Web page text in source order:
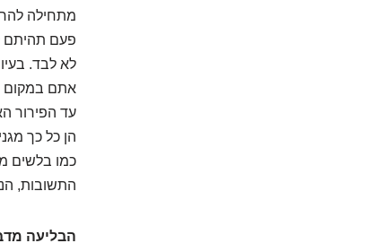
מתחילה
פעם תהיתם
לא לבד.
אתם במקום
עד הפירור
הן כל כך
כמו בלשים
התשובות,
הבליעה